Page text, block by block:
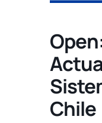
Chile